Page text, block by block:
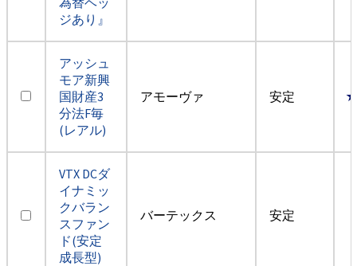
ジあり』
アッシュ
モア新興
国財産3
分法F毎
(レアル)
アモーヴァ 安定
VTX DCダ
イナミッ
クバラン
スファン
ド(安定
成長型)
バーテックス 安定